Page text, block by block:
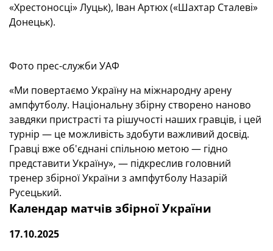
«Хрестоносці» Луцьк), Іван Артюх («Шахтар Сталеві»
Донецьк).
Фото прес-служби УАФ
«Ми повертаємо Україну на міжнародну арену
ампфутболу. Національну збірну створено наново
завдяки пристрасті та рішучості наших гравців, і цей
турнір — це можливість здобути важливий досвід.
Гравці вже об'єднані спільною метою — гідно
представити Україну», — підкреслив головний
тренер збірної України з ампфутболу Назарій
Русецький.
Календар матчів збірної України
17.10.2025